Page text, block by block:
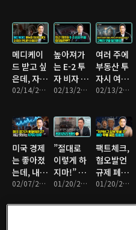
메디케이
드 받고 싶
은데, 자산
이 많아 자
까 걱정될
때 해결방
법 3가지
02/14/2025 • 16분
높아져가
는 E-2 투
자 비자 거
절률, 승인
반드시 확
인해야 하
는 사항 10
가지
02/13/2025 • 14분
여러 주에
부동산 투
자시 여러
법인? 법
러스트?
와이오밍
법인?
02/13/2025 • 12분
미국 경제
는 좋아졌
는데, 내
지갑은 왜
볍죠? 체
02/07/2025 • 8분
”절대로
이렇게 하
지마!” 내
사회생활
판관리 실
01/20/2025 • 9분
팩트체크,
혐오발언
규제 폐지
한 메타,
유 회복인
01/20/2025 • 7분